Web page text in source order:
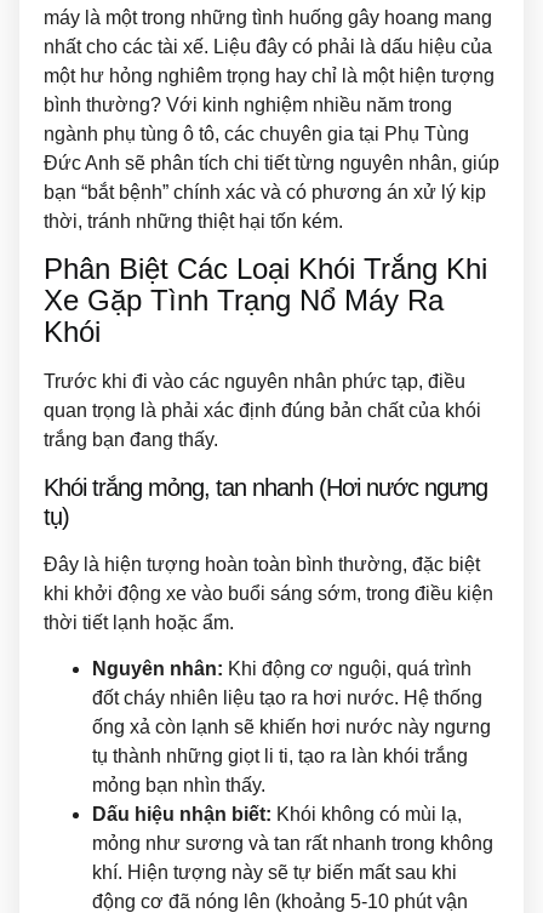
máy là một trong những tình huống gây hoang mang
nhất cho các tài xế. Liệu đây có phải là dấu hiệu của
một hư hỏng nghiêm trọng hay chỉ là một hiện tượng
bình thường? Với kinh nghiệm nhiều năm trong
ngành phụ tùng ô tô, các chuyên gia tại Phụ Tùng
Đức Anh sẽ phân tích chi tiết từng nguyên nhân, giúp
bạn “bắt bệnh” chính xác và có phương án xử lý kịp
thời, tránh những thiệt hại tốn kém.
Phân Biệt Các Loại Khói Trắng Khi
Xe Gặp Tình Trạng Nổ Máy Ra
Khói
Trước khi đi vào các nguyên nhân phức tạp, điều
quan trọng là phải xác định đúng bản chất của khói
trắng bạn đang thấy.
Khói trắng mỏng, tan nhanh (Hơi nước ngưng
tụ)
Đây là hiện tượng hoàn toàn bình thường, đặc biệt
khi khởi động xe vào buổi sáng sớm, trong điều kiện
thời tiết lạnh hoặc ẩm.
Nguyên nhân: Khi động cơ nguội, quá trình
đốt cháy nhiên liệu tạo ra hơi nước. Hệ thống
ống xả còn lạnh sẽ khiến hơi nước này ngưng
tụ thành những giọt li ti, tạo ra làn khói trắng
mỏng bạn nhìn thấy.
Dấu hiệu nhận biết: Khói không có mùi lạ,
mỏng như sương và tan rất nhanh trong không
khí. Hiện tượng này sẽ tự biến mất sau khi
động cơ đã nóng lên (khoảng 5-10 phút vận